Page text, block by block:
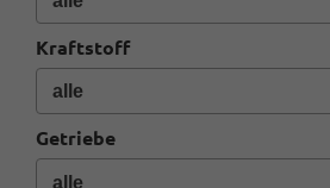
Kraftstoff
Getriebe